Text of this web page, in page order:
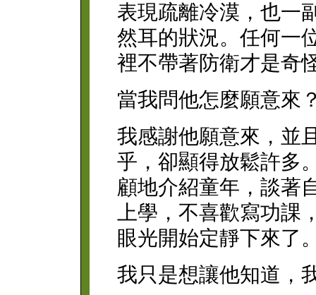
表現疏離冷漠，也一
然耳的狀況。任何一
裡不帶著防衛才是奇
當我問他怎麼願意來
我感謝他願意來，並
乎，卻顯得放鬆許多
顧地介紹童年，談著
上學，不喜歡寫功課
眼光開始定靜下來了
我只是想讓他知道，